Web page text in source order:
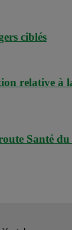
ciblés
relative à
Santé